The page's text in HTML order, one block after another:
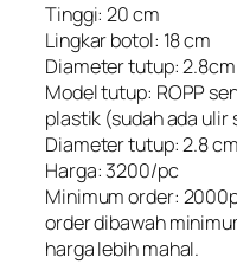
Tinggi: 20 cm
Lingkar botol: 18 cm
Diameter tutup: 2.8cm
Model tutup: ROPP
plastik (sudah ada ulir
Diameter tutup: 2.8 cm
Harga: 3200/pc
Minimum order:
order dibawah
harga lebih mahal.